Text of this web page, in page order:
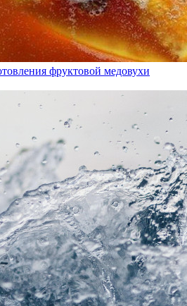
фруктовой медовухи